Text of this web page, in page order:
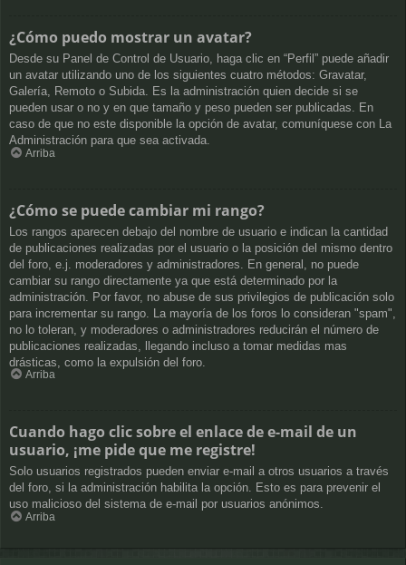
¿Cómo puedo mostrar un avatar?
Desde su Panel de Control de Usuario, haga clic en “Perfil” puede añadir
un avatar utilizando uno de los siguientes cuatro métodos: Gravatar,
Galería, Remoto o Subida. Es la administración quien decide si se
pueden usar o no y en que tamaño y peso pueden ser publicadas. En
caso de que no este disponible la opción de avatar, comuníquese con La
Administración para que sea activada.
Arriba
¿Cómo se puede cambiar mi rango?
Los rangos aparecen debajo del nombre de usuario e indican la cantidad
de publicaciones realizadas por el usuario o la posición del mismo dentro
del foro, e.j. moderadores y administradores. En general, no puede
cambiar su rango directamente ya que está determinado por la
administración. Por favor, no abuse de sus privilegios de publicación solo
para incrementar su rango. La mayoría de los foros lo consideran "spam",
no lo toleran, y moderadores o administradores reducirán el número de
publicaciones realizadas, llegando incluso a tomar medidas mas
drásticas, como la expulsión del foro.
Arriba
Cuando hago clic sobre el enlace de e-mail de un
usuario, ¡me pide que me registre!
Solo usuarios registrados pueden enviar e-mail a otros usuarios a través
del foro, si la administración habilita la opción. Esto es para prevenir el
uso malicioso del sistema de e-mail por usuarios anónimos.
Arriba